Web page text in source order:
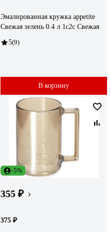
Эмалированная кружка appetite
Свежая зелень 0.4 л 1с2с Свежая
5(9)
В корзину
-5%
355 ₽
375 ₽